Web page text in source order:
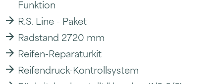
Funktion
R.S. Line - Paket
Radstand 2720 mm
Reifen-Reparaturkit
Reifendruck-Kontrollsystem